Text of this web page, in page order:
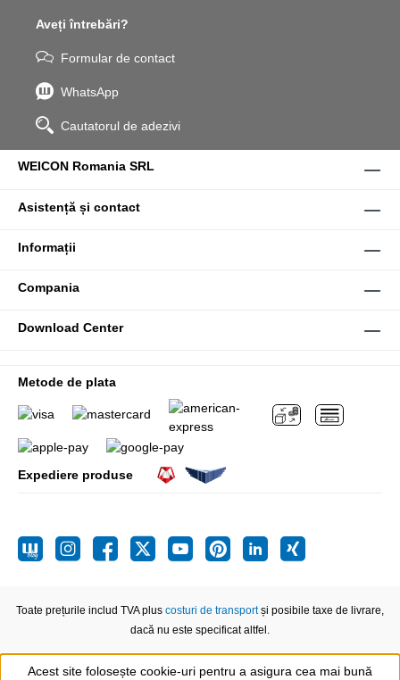
Aveți întrebări?
Formular de contact
WhatsApp
Cautatorul de adezivi
WEICON Romania SRL
Asistență și contact
Informații
Compania
Download Center
Metode de plata
Expediere produse
Toate prețurile includ TVA plus costuri de transportși posibile taxe de livrare,
dacă nu este specificat altfel.
Acest site folosește cookie-uri pentru a asigura cea mai bună